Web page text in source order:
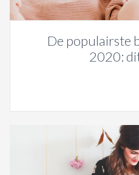
De populairste
2020: